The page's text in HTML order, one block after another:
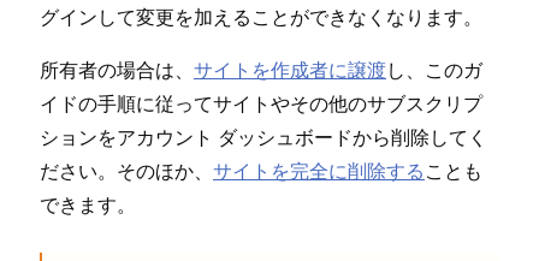
グインして変更を加えることができなくなります⁠。
所有者の場合は⁠、 サイトを作成者に譲渡し⁠、このガ
イドの手順に従⁠ってサイトやその他のサブスクリプ
シ⁠ョンをアカウント ダ⁠ッシ⁠ュボ⁠ードから削除してく
ださい⁠。そのほか⁠、 サイトを完全に削除する ことも
できます⁠。